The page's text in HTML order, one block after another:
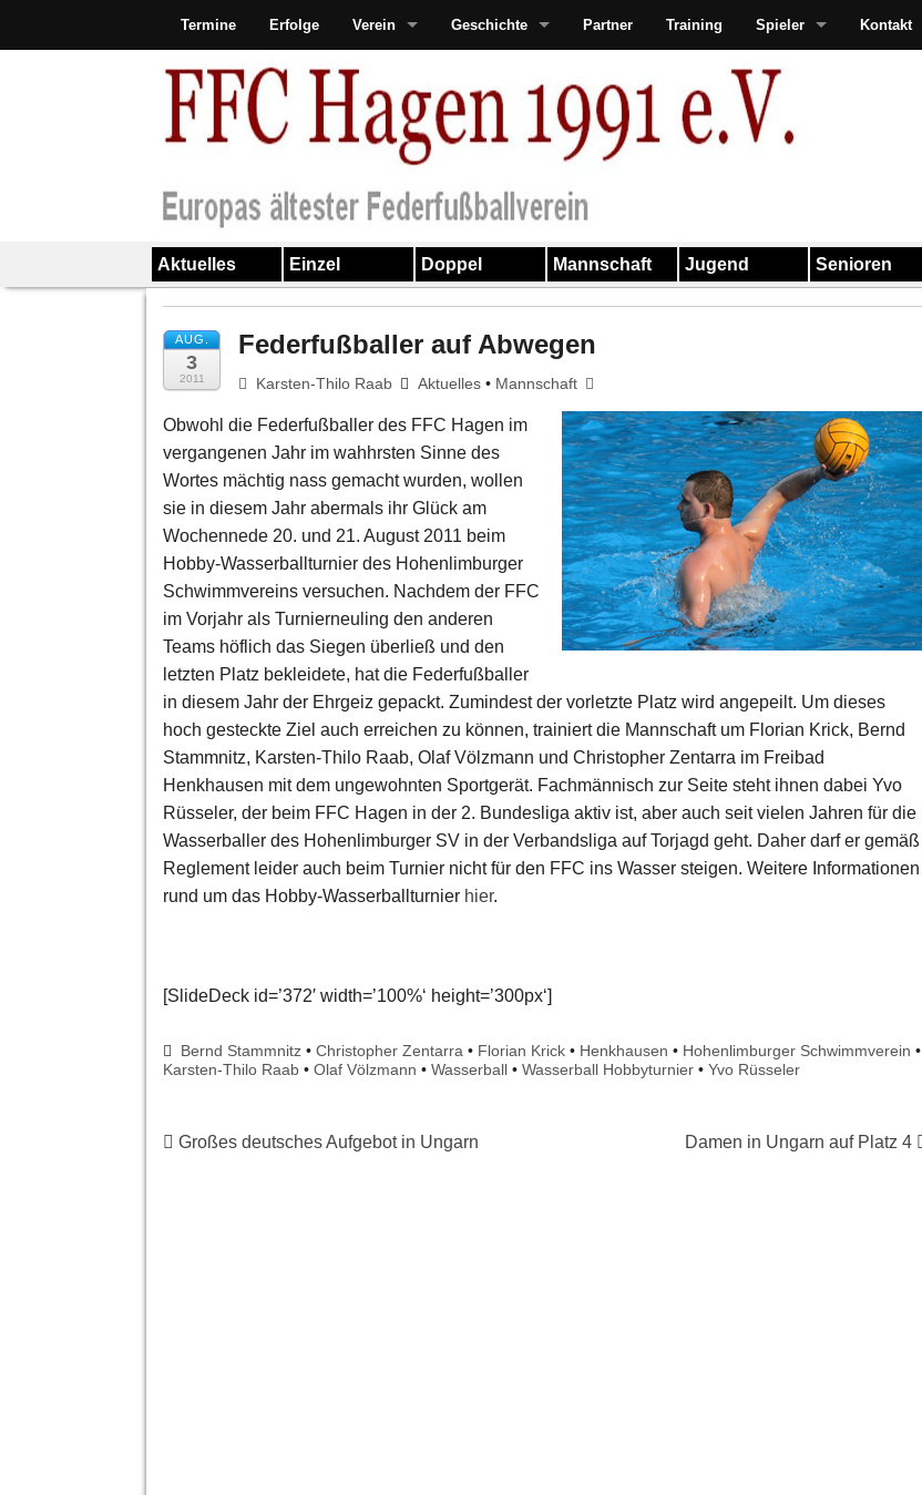
Termine Erfolge Verein Geschichte Partner Training Spieler Kontakt
Aktuelles Einzel Doppel Mannschaft Jugend Senioren
AUG.
3
2011
Federfußballer auf Abwegen
Karsten-Thilo Raab Aktuelles • Mannschaft
Obwohl die Federfußballer des FFC Hagen im
vergangenen Jahr im wahhrsten Sinne des
Wortes mächtig nass gemacht wurden, wollen
sie in diesem Jahr abermals ihr Glück am
Wochennede 20. und 21. August 2011 beim
Hobby-Wasserballturnier des Hohenlimburger
Schwimmvereins versuchen. Nachdem der FFC
im Vorjahr als Turnierneuling den anderen
Teams höflich das Siegen überließ und den
letzten Platz bekleidete, hat die Federfußballer
in diesem Jahr der Ehrgeiz gepackt. Zumindest der vorletzte Platz wird angepeilt. Um dieses
hoch gesteckte Ziel auch erreichen zu können, trainiert die Mannschaft um Florian Krick, Bernd
Stammnitz, Karsten-Thilo Raab, Olaf Völzmann und Christopher Zentarra im Freibad
Henkhausen mit dem ungewohnten Sportgerät. Fachmännisch zur Seite steht ihnen dabei Yvo
Rüsseler, der beim FFC Hagen in der 2. Bundesliga aktiv ist, aber auch seit vielen Jahren für die
Wasserballer des Hohenlimburger SV in der Verbandsliga auf Torjagd geht. Daher darf er gemäß
Reglement leider auch beim Turnier nicht für den FFC ins Wasser steigen. Weitere Informationen
rund um das Hobby-Wasserballturnier hier.
[SlideDeck id=’372′ width=’100%‘ height=’300px‘]
Bernd Stammnitz •Christopher Zentarra • Florian Krick • Henkhausen • Hohenlimburger Schwimmverein •
Karsten-Thilo Raab • Olaf Völzmann • Wasserball • Wasserball Hobbyturnier • Yvo Rüsseler
Großes deutsches Aufgebot in Ungarn Damen in Ungarn auf Platz 4